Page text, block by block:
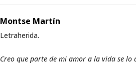
Montse Martín
Letraherida.
Creo que parte de mi amor a la vida se